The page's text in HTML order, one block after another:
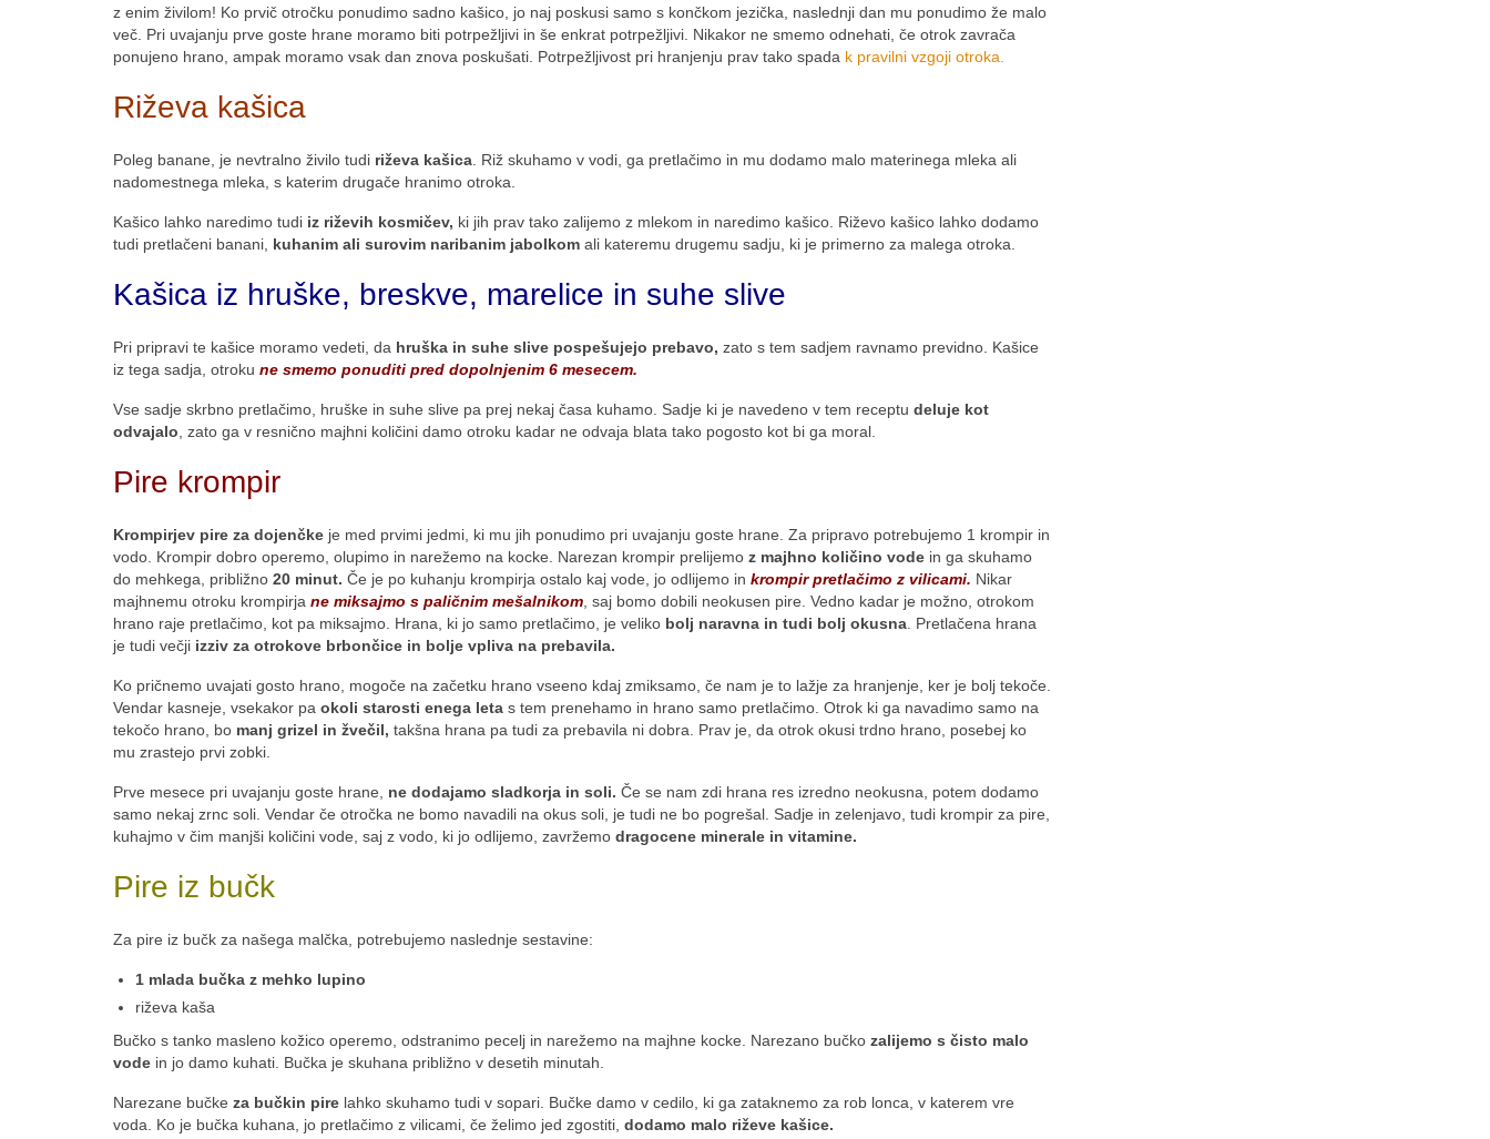
z enim živilom! Ko prvič otročku ponudimo sadno kašico, jo naj poskusi samo s končkom jezička, naslednji dan mu ponudimo že malo
več. Pri uvajanju prve goste hrane moramo biti potrpežljivi in še enkrat potrpežljivi. Nikakor ne smemo odnehati, če otrok zavrača
ponujeno hrano, ampak moramo vsak dan znova poskušati. Potrpežljivost pri hranjenju prav tako spada k pravilni vzgoji otroka.
Riževa kašica
Poleg banane, je nevtralno živilo tudi riževa kašica . Riž skuhamo v vodi, ga pretlačimo in mu dodamo malo materinega mleka ali
nadomestnega mleka, s katerim drugače hranimo otroka.
Kašico lahko naredimo tudi iz riževih kosmičev, ki jih prav tako zalijemo z mlekom in naredimo kašico. Riževo kašico lahko dodamo
tudi pretlačeni banani, kuhanim ali surovim naribanim jabolkom ali kateremu drugemu sadju, ki je primerno za malega otroka.
Kašica iz hruške, breskve, marelice in suhe slive
Pri pripravi te kašice moramo vedeti, da hruška in suhe slive pospešujejo prebavo, zato s tem sadjem ravnamo previdno. Kašice
iz tega sadja, otroku ne smemo ponuditi pred dopolnjenim 6 mesecem.
Vse sadje skrbno pretlačimo, hruške in suhe slive pa prej nekaj časa kuhamo. Sadje ki je navedeno v tem receptu deluje kot
odvajalo , zato ga v resnično majhni količini damo otroku kadar ne odvaja blata tako pogosto kot bi ga moral.
Pire krompir
Krompirjev pire za dojenčke je med prvimi jedmi, ki mu jih ponudimo pri uvajanju goste hrane. Za pripravo potrebujemo 1 krompir in
vodo. Krompir dobro operemo, olupimo in narežemo na kocke. Narezan krompir prelijemo z majhno količino vode in ga skuhamo
do mehkega, približno 20 minut. Če je po kuhanju krompirja ostalo kaj vode, jo odlijemo in krompir pretlačimo z vilicami. Nikar
majhnemu otroku krompirja ne miksajmo s paličnim mešalnikom , saj bomo dobili neokusen pire. Vedno kadar je možno, otrokom
hrano raje pretlačimo, kot pa miksajmo. Hrana, ki jo samo pretlačimo, je veliko bolj naravna in tudi bolj okusna . Pretlačena hrana
je tudi večji izziv za otrokove brbončice in bolje vpliva na prebavila.
Ko pričnemo uvajati gosto hrano, mogoče na začetku hrano vseeno kdaj zmiksamo, če nam je to lažje za hranjenje, ker je bolj tekoče.
Vendar kasneje, vsekakor pa okoli starosti enega leta s tem prenehamo in hrano samo pretlačimo. Otrok ki ga navadimo samo na
tekočo hrano, bo manj grizel in žvečil, takšna hrana pa tudi za prebavila ni dobra. Prav je, da otrok okusi trdno hrano, posebej ko
mu zrastejo prvi zobki.
Prve mesece pri uvajanju goste hrane, ne dodajamo sladkorja in soli. Če se nam zdi hrana res izredno neokusna, potem dodamo
samo nekaj zrnc soli. Vendar če otročka ne bomo navadili na okus soli, je tudi ne bo pogrešal. Sadje in zelenjavo, tudi krompir za pire,
kuhajmo v čim manjši količini vode, saj z vodo, ki jo odlijemo, zavržemo dragocene minerale in vitamine.
Pire iz bučk
Za pire iz bučk za našega malčka, potrebujemo naslednje sestavine:
1 mlada bučka z mehko lupino
riževa kaša
Bučko s tanko masleno kožico operemo, odstranimo pecelj in narežemo na majhne kocke. Narezano bučko zalijemo s čisto malo
vode in jo damo kuhati. Bučka je skuhana približno v desetih minutah.
Narezane bučke za bučkin pire lahko skuhamo tudi v sopari. Bučke damo v cedilo, ki ga zataknemo za rob lonca, v katerem vre
voda. Ko je bučka kuhana, jo pretlačimo z vilicami, če želimo jed zgostiti, dodamo malo riževe kašice.